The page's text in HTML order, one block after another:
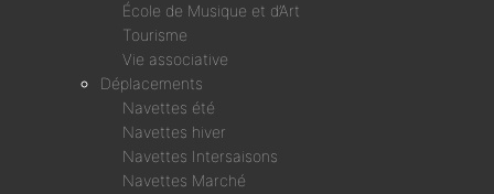
École de Musique et d’Art
Tourisme
Vie associative
Déplacements
Navettes été
Navettes hiver
Navettes Intersaisons
Navettes Marché